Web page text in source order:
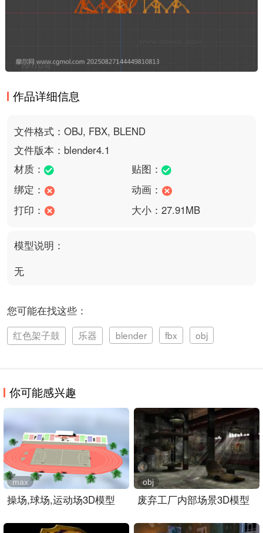
作品详细信息
文件格式：OBJ, FBX, BLEND
文件版本：blender4.1
材质：
贴图：
绑定：
动画：
打印：
大小：27.91MB
模型说明：
无
您可能在找这些：
红色架子鼓 乐器 blender fbx obj
你可能感兴趣
操场,球场,运动场3D模型
max
废弃工厂内部场景3D模型
obj